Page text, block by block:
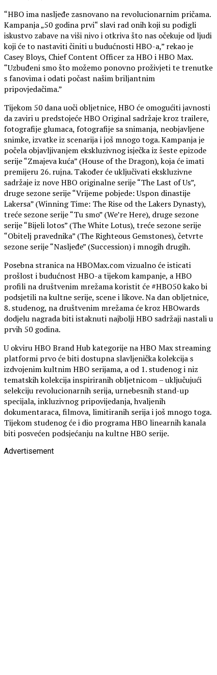
“HBO ima nasljeđe zasnovano na revolucionarnim pričama.
Kampanja „50 godina prvi“ slavi rad onih koji su podigli
iskustvo zabave na viši nivo i otkriva što nas očekuje od ljudi
koji će to nastaviti činiti u budućnosti HBO-a,” rekao je
Casey Bloys, Chief Content Officer za HBO i HBO Max.
“Uzbuđeni smo što možemo ponovno proživjeti te trenutke
s fanovima i odati počast našim briljantnim
pripovjedačima.”
Tijekom 50 dana uoči obljetnice, HBO će omogućiti javnosti
da zaviri u predstojeće HBO Original sadržaje kroz trailere,
fotografije glumaca, fotografije sa snimanja, neobjavljene
snimke, izvatke iz scenarija i još mnogo toga. Kampanja je
počela objavljivanjem ekskluzivnog isječka iz šeste epizode
serije “Zmajeva kuća” (House of the Dragon), koja će imati
premijeru 26. rujna. Također će uključivati ekskluzivne
sadržaje iz nove HBO originalne serije “The Last of Us”,
druge sezone serije “Vrijeme pobjede: Uspon dinastije
Lakersa” (Winning Time: The Rise od the Lakers Dynasty),
treće sezone serije “Tu smo” (We’re Here), druge sezone
serije “Bijeli lotos” (The White Lotus), treće sezone serije
“Obitelj pravednika” (The Righteous Gemstones), četvrte
sezone serije “Nasljeđe” (Succession) i mnogih drugih.
Posebna stranica na HBOMax.com vizualno će isticati
prošlost i budućnost HBO-a tijekom kampanje, a HBO
profili na društvenim mrežama koristit će #HBO50 kako bi
podsjetili na kultne serije, scene i likove. Na dan obljetnice,
8. studenog, na društvenim mrežama će kroz HBOwards
dodjelu nagrada biti istaknuti najbolji HBO sadržaji nastali u
prvih 50 godina.
U okviru HBO Brand Hub kategorije na HBO Max streaming
platformi prvo će biti dostupna slavljenička kolekcija s
izdvojenim kultnim HBO serijama, a od 1. studenog i niz
tematskih kolekcija inspiriranih obljetnicom – uključujući
selekciju revolucionarnih serija, urnebesnih stand-up
specijala, inkluzivnog pripovijedanja, hvaljenih
dokumentaraca, filmova, limitiranih serija i još mnogo toga.
Tijekom studenog će i dio programa HBO linearnih kanala
biti posvećen podsjećanju na kultne HBO serije.
Advertisement